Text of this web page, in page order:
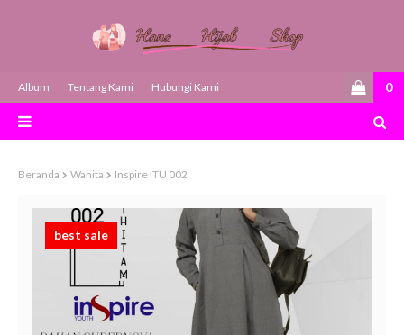
Album Tentang Kami Hubungi Kami 0
Beranda Wanita Inspire ITU 002
best sale